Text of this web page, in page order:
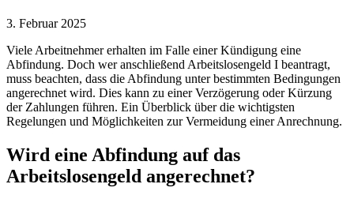
3. Februar 2025
Viele Arbeitnehmer erhalten im Falle einer Kündigung eine
Abfindung. Doch wer anschließend Arbeitslosengeld I beantragt,
muss beachten, dass die Abfindung unter bestimmten Bedingungen
angerechnet wird. Dies kann zu einer Verzögerung oder Kürzung
der Zahlungen führen. Ein Überblick über die wichtigsten
Regelungen und Möglichkeiten zur Vermeidung einer Anrechnung.
Wird eine Abfindung auf das
Arbeitslosengeld angerechnet?